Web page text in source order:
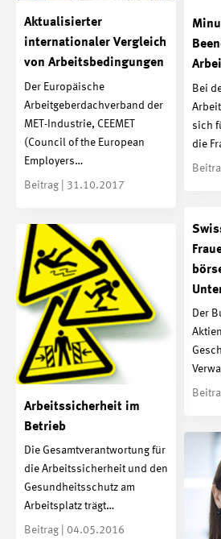
Aktualisierter
internationaler Vergleich
von Arbeitsbedingungen
Der Europäische
Arbeitgeberdachverband der
MET-Industrie, CEEMET
(Council of the European
Employers…
Beitrag | 31.10.2017
Bei
sich
die
Der
Arbeitssicherheit im
Betrieb
Die Gesamtverantwortung für
die Arbeitssicherheit und den
Gesundheitsschutz am
Arbeitsplatz trägt…
Beitrag | 04.05.2016